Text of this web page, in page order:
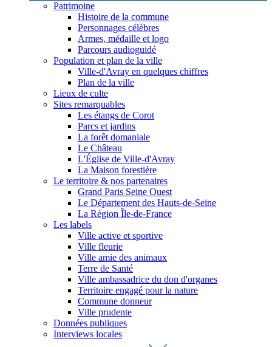
Patrimoine
Histoire de la commune
Personnages célèbres
Armes, médaille et logo
Parcours audioguidé
Population et plan de la ville
Ville-d'Avray en quelques chiffres
Plan de la ville
Lieux de culte
Sites remarquables
Les étangs de Corot
Parcs et jardins
La forêt domaniale
Le Château
L'Église de Ville-d'Avray
La Maison forestière
Le territoire & nos partenaires
Grand Paris Seine Ouest
Le Département des Hauts-de-Seine
La Région Île-de-France
Les labels
Ville active et sportive
Ville fleurie
Ville amie des animaux
Terre de Santé
Ville ambassadrice du don d'organes
Territoire engagé pour la nature
Commune donneur
Ville prudente
Données publiques
Interviews locales